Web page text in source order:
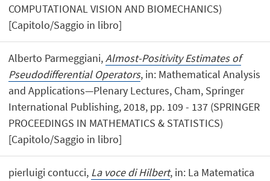
COMPUTATIONAL VISION AND BIOMECHANICS)
[Capitolo/Saggio in libro]
Alberto Parmeggiani,Almost-Positivity Estimates of
Pseudodifferential Operators, in: Mathematical Analysis
and Applications—Plenary Lectures, Cham, Springer
International Publishing, 2018, pp. 109 - 137 (SPRINGER
PROCEEDINGS IN MATHEMATICS & STATISTICS)
[Capitolo/Saggio in libro]
pierluigi contucci, La voce di Hilbert, in: La Matematica